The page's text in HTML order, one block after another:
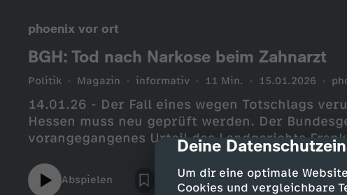
cmp-dialog-
Deine
Um dir eine optimale
Cookies und vergleichbare
phoenix vor ort
BGH: Tod nach Narkose beim Zahnarzt
Politik Magazin informativ 11 Min. 15.01.2026
14.01.26 - Der Fall eines wegen Totschlags
Hessen muss neu geprüft werden. Der
vorangegangenes Urteil des Landgerichts
Abspielen